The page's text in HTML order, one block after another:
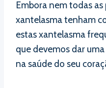
Embora nem todas as
xantelasma tenham
estas xantelasma
que devemos dar
na saúde do seu